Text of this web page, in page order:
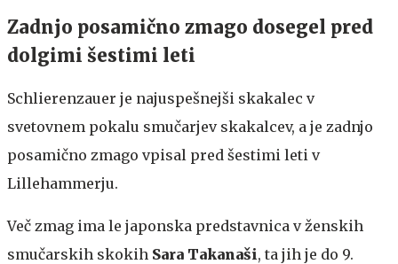
Zadnjo posamično zmago dosegel pred
dolgimi šestimi leti
Schlierenzauer je najuspešnejši skakalec v
svetovnem pokalu smučarjev skakalcev, a je zadnjo
posamično zmago vpisal pred šestimi leti v
Lillehammerju.
Več zmag ima le japonska predstavnica v ženskih
smučarskih skokih Sara Takanaši, ta jih je do 9.